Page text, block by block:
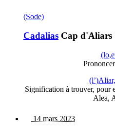
(Sode)
Cadalias Cap d'Aliars
Signification à trouver, pour
Alea,
14 mars 2023